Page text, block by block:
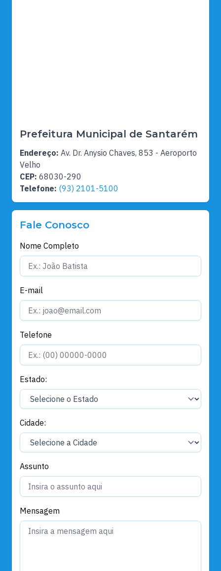
Prefeitura Municipal de Santarém
Endereço: Av. Dr. Anysio Chaves, 853 - Aeroporto
Velho
CEP: 68030-290
Telefone: (93) 2101-5100
Fale Conosco
Nome Completo
E-mail
Telefone
Estado:
Cidade:
Assunto
Mensagem